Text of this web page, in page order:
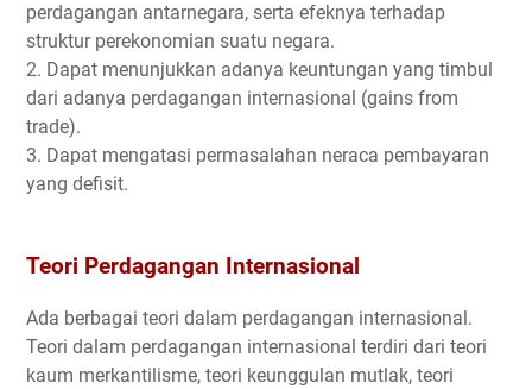
perdagangan antarnegara, serta efeknya terhadap
struktur perekonomian suatu negara.
2. Dapat menunjukkan adanya keuntungan yang timbul
dari adanya perdagangan internasional (gains from
trade).
3. Dapat mengatasi permasalahan neraca pembayaran
yang defisit.
Teori Perdagangan Internasional
Ada berbagai teori dalam perdagangan internasional.
Teori dalam perdagangan internasional terdiri dari teori
kaum merkantilisme, teori keunggulan mutlak, teori